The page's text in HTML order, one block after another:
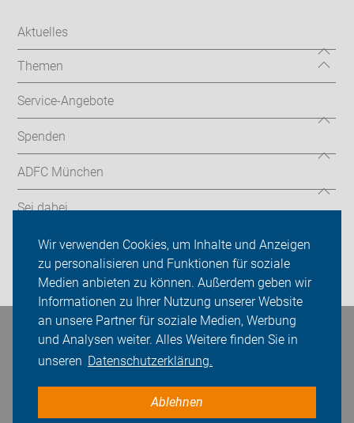
Wir verwenden Cookies, um Inhalte und Anzeigen
zu personalisieren und Funktionen für soziale
Medien anbieten zu können. Außerdem geben wir
Informationen zu Ihrer Nutzung unserer Website
an unsere Partner für soziale Medien, Werbung
und Analysen weiter. Alles Weitere finden Sie in
unseren Datenschutzerklärung.
Ablehnen
Aktuelles
Themen
Service-Angebote
Spenden
ADFC München
Sei dabei
Presse
Login
Bleiben Sie in Kontakt